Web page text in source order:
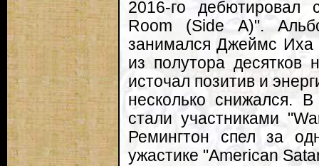
2016-го дебютировал
Room (Side A)".
занимался Джеймс Иха
из полутора десятков
источал позитив и
несколько снижался.
стали участниками
Ремингтон спел за
ужастике "American